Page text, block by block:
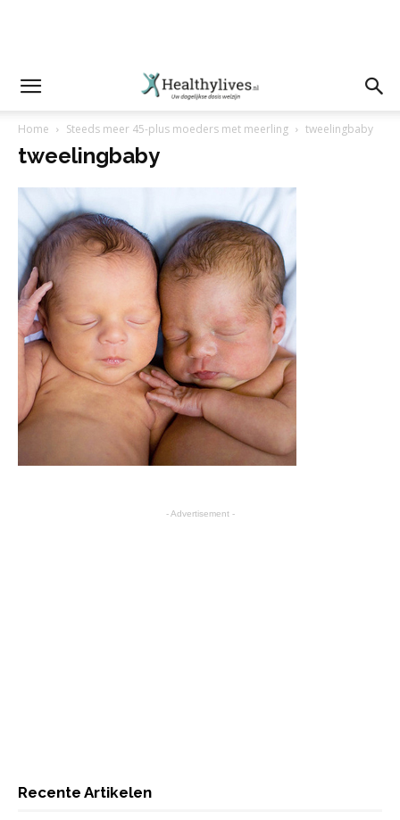
Home Steeds meer 45-plus moeders met meerling tweelingbaby
tweelingbaby
- Advertisement -
Recente Artikelen